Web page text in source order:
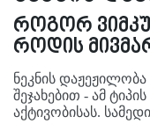
როგორ
როდის
ნეკნის
შეჯახებით - ამ
აქტივობისას.